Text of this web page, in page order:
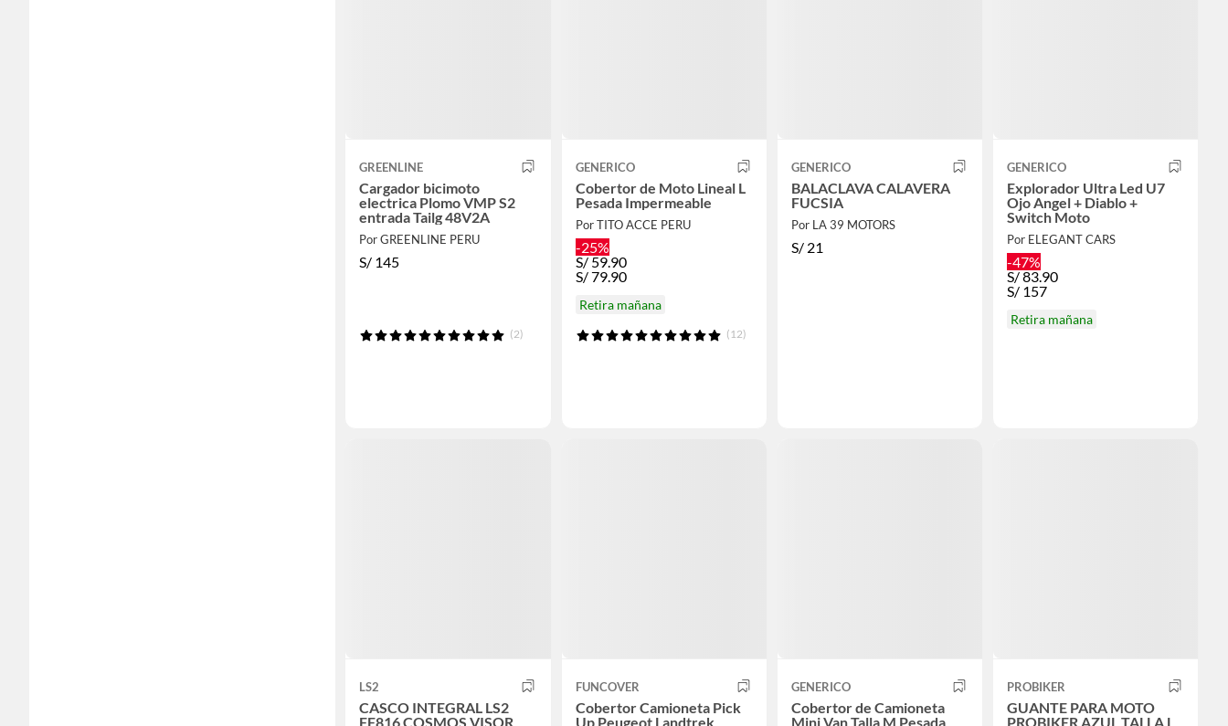
GREENLINE
Cargador bicimoto
electrica Plomo VMP S2
entrada Tailg 48V2A
Por GREENLINE PERU
S/ 145
(2)
GENERICO
Cobertor de Moto Lineal L
Pesada Impermeable
Por TITO ACCE PERU
-25%
S/59.90
S/79.90
Retira mañana
(12)
GENERICO
BALACLAVA CALAVERA
FUCSIA
Por LA 39 MOTORS
S/ 21
GENERICO
Explorador Ultra Led U7
Ojo Angel + Diablo +
Switch Moto
Por ELEGANT CARS
-47%
S/83.90
S/ 157
Retira mañana
LS2
CASCO INTEGRAL LS2
FF816 COSMOS VISOR
FUNCOVER
Cobertor Camioneta Pick
Up Peugeot Landtrek
GENERICO
Cobertor de Camioneta
Mini Van Talla M Pesada
PROBIKER
GUANTE PARA MOTO
PROBIKER AZUL TALLA L